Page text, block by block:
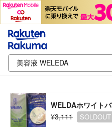
WELDAホワイト
¥3,111
SOLDOUT